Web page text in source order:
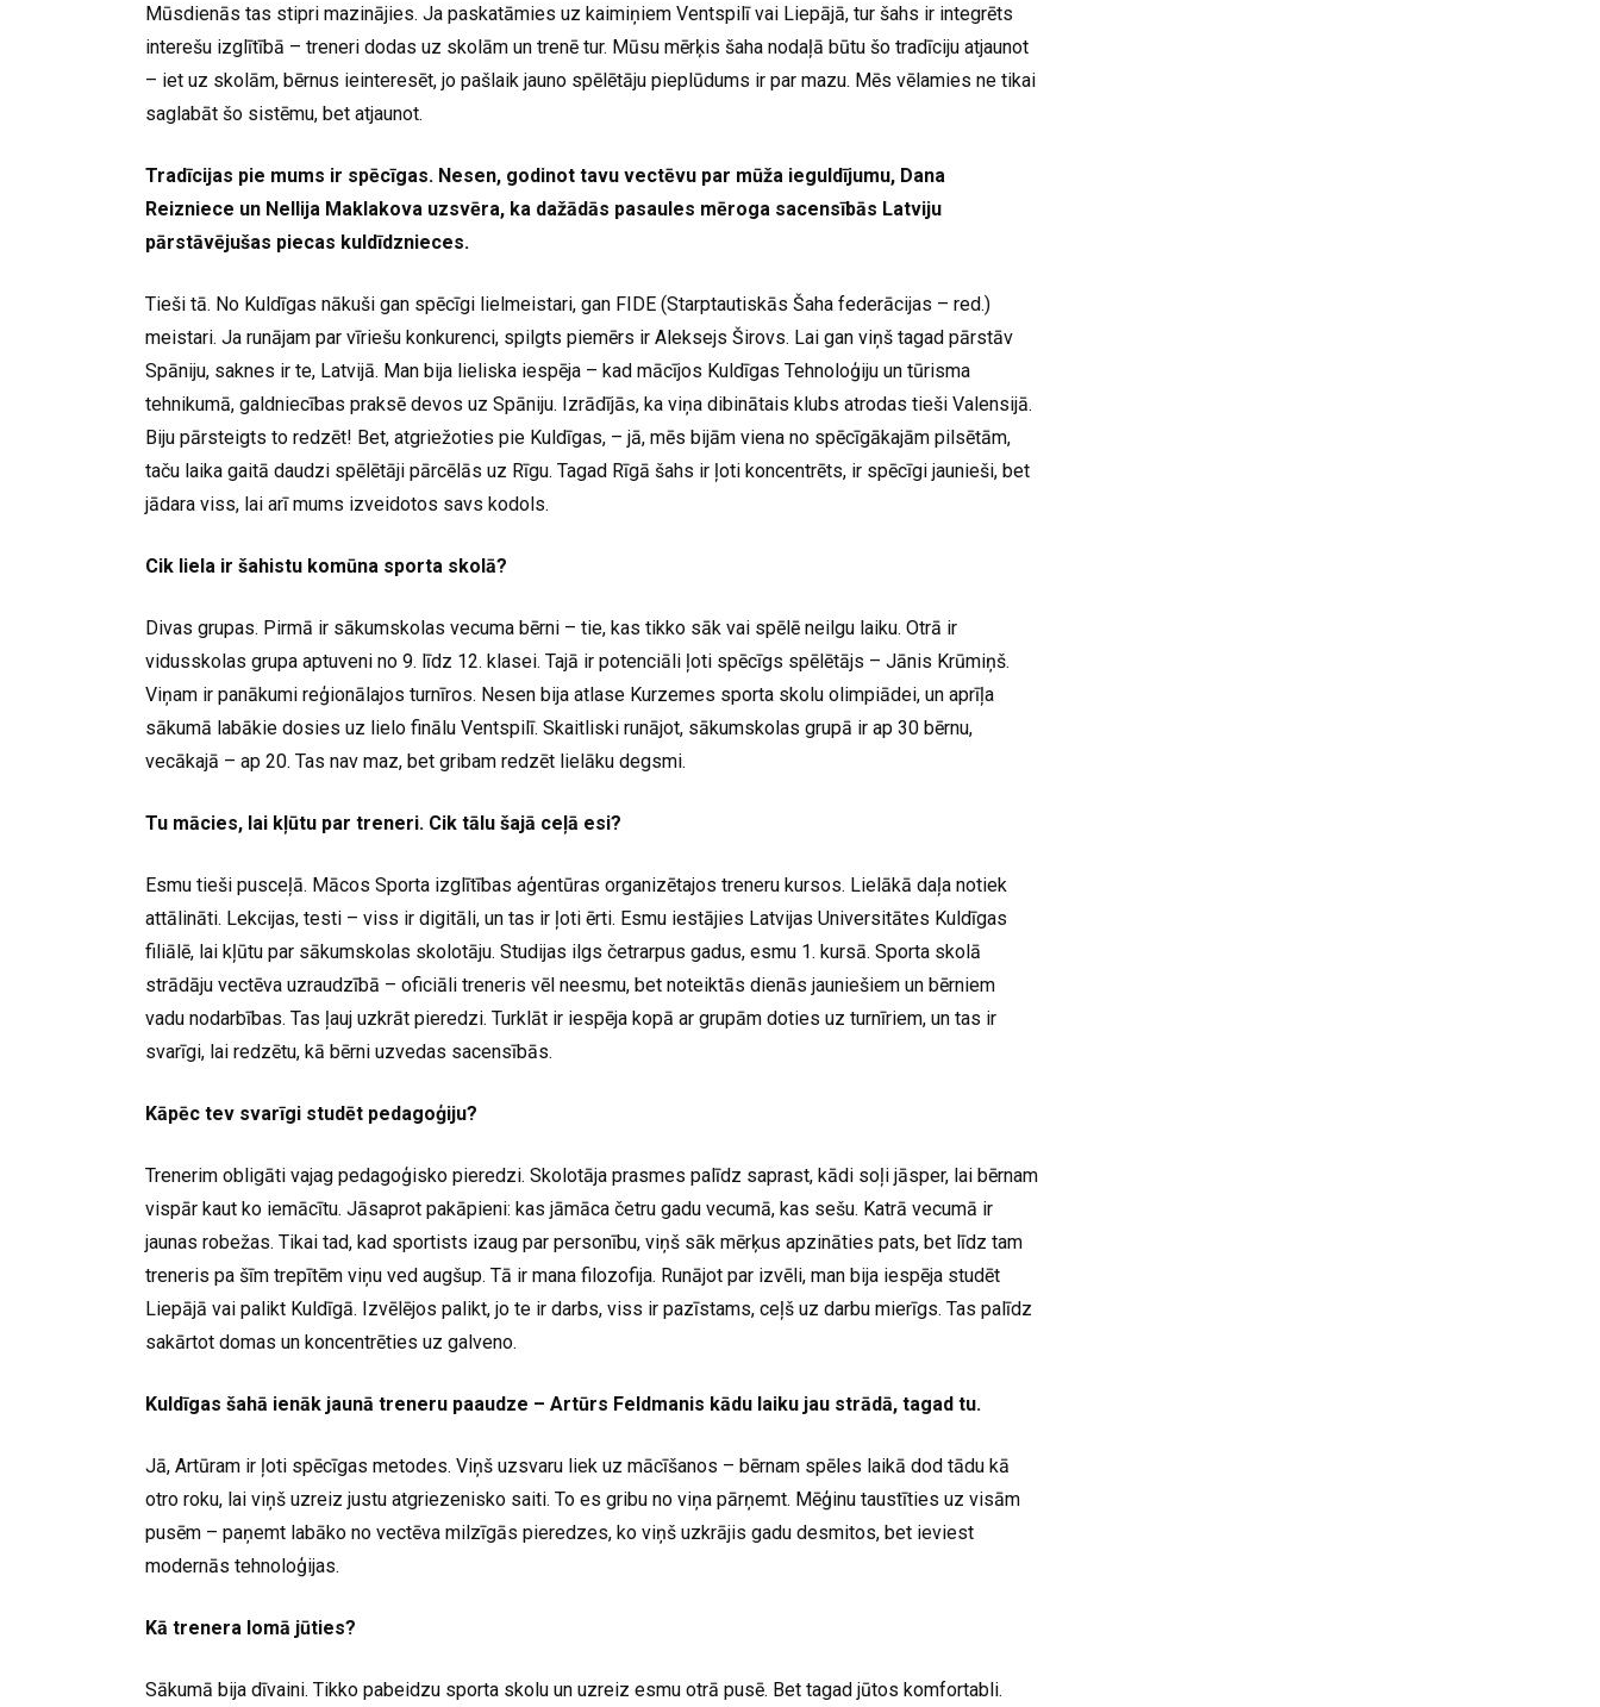
Mūsdienās tas stipri mazinājies. Ja paskatāmies uz kaimiņiem Ventspilī vai Liepājā, tur šahs ir integrēts
interešu izglītībā – treneri dodas uz skolām un trenē tur. Mūsu mērķis šaha nodaļā būtu šo tradīciju atjaunot
– iet uz skolām, bērnus ieinteresēt, jo pašlaik jauno spēlētāju pieplūdums ir par mazu. Mēs vēlamies ne tikai
saglabāt šo sistēmu, bet atjaunot.
Tradīcijas pie mums ir spēcīgas. Nesen, godinot tavu vectēvu par mūža ieguldījumu, Dana
Reizniece un Nellija Maklakova uzsvēra, ka dažādās pasaules mēroga sacensībās Latviju
pārstāvējušas piecas kuldīdznieces.
Tieši tā. No Kuldīgas nākuši gan spēcīgi lielmeistari, gan FIDE (Starptautiskās Šaha federācijas – red.)
meistari. Ja runājam par vīriešu konkurenci, spilgts piemērs ir Aleksejs Širovs. Lai gan viņš tagad pārstāv
Spāniju, saknes ir te, Latvijā. Man bija lieliska iespēja – kad mācījos Kuldīgas Tehnoloģiju un tūrisma
tehnikumā, galdniecības praksē devos uz Spāniju. Izrādījās, ka viņa dibinātais klubs atrodas tieši Valensijā.
Biju pārsteigts to redzēt! Bet, atgriežoties pie Kuldīgas, – jā, mēs bijām viena no spēcīgākajām pilsētām,
taču laika gaitā daudzi spēlētāji pārcēlās uz Rīgu. Tagad Rīgā šahs ir ļoti koncentrēts, ir spēcīgi jaunieši, bet
jādara viss, lai arī mums izveidotos savs kodols.
Cik liela ir šahistu komūna sporta skolā?
Divas grupas. Pirmā ir sākumskolas vecuma bērni – tie, kas tikko sāk vai spēlē neilgu laiku. Otrā ir
vidusskolas grupa aptuveni no 9. līdz 12. klasei. Tajā ir potenciāli ļoti spēcīgs spēlētājs – Jānis Krūmiņš.
Viņam ir panākumi reģionālajos turnīros. Nesen bija atlase Kurzemes sporta skolu olimpiādei, un aprīļa
sākumā labākie dosies uz lielo finālu Ventspilī. Skaitliski runājot, sākumskolas grupā ir ap 30 bērnu,
vecākajā – ap 20. Tas nav maz, bet gribam redzēt lielāku degsmi.
Tu mācies, lai kļūtu par treneri. Cik tālu šajā ceļā esi?
Esmu tieši pusceļā. Mācos Sporta izglītības aģentūras organizētajos treneru kursos. Lielākā daļa notiek
attālināti. Lekcijas, testi – viss ir digitāli, un tas ir ļoti ērti. Esmu iestājies Latvijas Universitātes Kuldīgas
filiālē, lai kļūtu par sākumskolas skolotāju. Studijas ilgs četrarpus gadus, esmu 1. kursā. Sporta skolā
strādāju vectēva uzraudzībā – oficiāli treneris vēl neesmu, bet noteiktās dienās jauniešiem un bērniem
vadu nodarbības. Tas ļauj uzkrāt pieredzi. Turklāt ir iespēja kopā ar grupām doties uz turnīriem, un tas ir
svarīgi, lai redzētu, kā bērni uzvedas sacensībās.
Kāpēc tev svarīgi studēt pedagoģiju?
Trenerim obligāti vajag pedagoģisko pieredzi. Skolotāja prasmes palīdz saprast, kādi soļi jāsper, lai bērnam
vispār kaut ko iemācītu. Jāsaprot pakāpieni: kas jāmāca četru gadu vecumā, kas sešu. Katrā vecumā ir
jaunas robežas. Tikai tad, kad sportists izaug par personību, viņš sāk mērķus apzināties pats, bet līdz tam
treneris pa šīm trepītēm viņu ved augšup. Tā ir mana filozofija. Runājot par izvēli, man bija iespēja studēt
Liepājā vai palikt Kuldīgā. Izvēlējos palikt, jo te ir darbs, viss ir pazīstams, ceļš uz darbu mierīgs. Tas palīdz
sakārtot domas un koncentrēties uz galveno.
Kuldīgas šahā ienāk jaunā treneru paaudze – Artūrs Feldmanis kādu laiku jau strādā, tagad tu.
Jā, Artūram ir ļoti spēcīgas metodes. Viņš uzsvaru liek uz mācīšanos – bērnam spēles laikā dod tādu kā
otro roku, lai viņš uzreiz justu atgriezenisko saiti. To es gribu no viņa pārņemt. Mēģinu taustīties uz visām
pusēm – paņemt labāko no vectēva milzīgās pieredzes, ko viņš uzkrājis gadu desmitos, bet ieviest
modernās tehnoloģijas.
Kā trenera lomā jūties?
Sākumā bija dīvaini. Tikko pabeidzu sporta skolu un uzreiz esmu otrā pusē. Bet tagad jūtos komfortabli.